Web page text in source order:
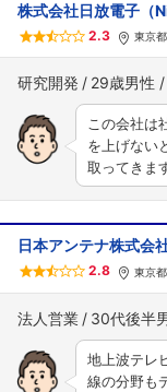
株式会社日放電子（
2.3 東京都
研究開発 29歳男性
この会社は
を上げない
取ってきま
日本アンテナ株式会
2.8 東京都
法人営業 30代後半
地上波テレ
線の分野も